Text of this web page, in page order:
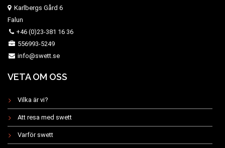
Karlbergs Gård 6
Falun
+46 (0)23-381 16 36
556993-5249
info@swett.se
VETA OM OSS
Vilka är vi?
Att resa med swett
Varför swett